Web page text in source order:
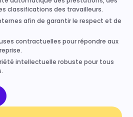
classifications des travailleurs.
afin de garantir le respect et de
contractuelles pour répondre aux
intellectuelle robuste pour tous